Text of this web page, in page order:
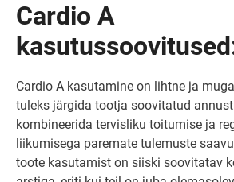
Cardio A
Cardio A kasutamine on lihtne ja
tuleks järgida tootja soovitatud
kombineerida tervisliku toitumise ja
liikumisega paremate tulemuste
toote kasutamist on siiski soovitatav